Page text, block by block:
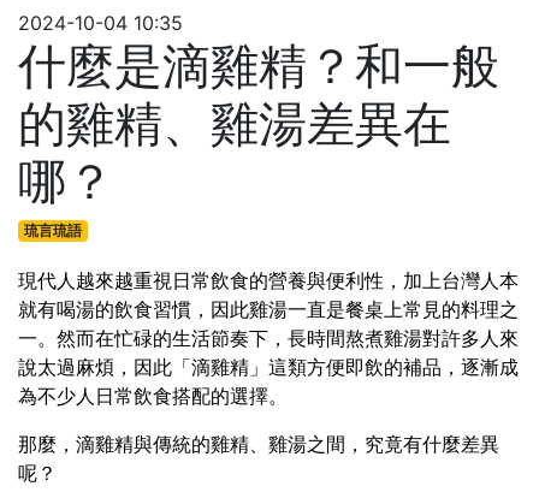
2024-10-04 10:35
什麼是滴雞精？和一般
的雞精、雞湯差異在
哪？
琉言琉語
現代人越來越重視日常飲食的營養與便利性，加上台灣人本
就有喝湯的飲食習慣，因此雞湯一直是餐桌上常見的料理之
一。然而在忙碌的生活節奏下，長時間熬煮雞湯對許多人來
說太過麻煩，因此「滴雞精」這類方便即飲的補品，逐漸成
為不少人日常飲食搭配的選擇。
那麼，滴雞精與傳統的雞精、雞湯之間，究竟有什麼差異
呢？